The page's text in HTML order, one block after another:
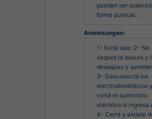
pueden ser
forma puntual.
Anweisungen:
1- Evitá salir. 2- No
saques la basura y
desagües y
3- Desconectá los
electrodomésticos
cortá el suministro
eléctrico si ingresa
4- Cerrá y alejate